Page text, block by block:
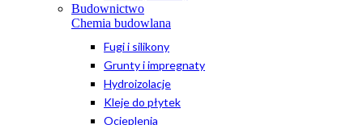
Budownictwo
Chemia budowlana
Fugi i silikony
Grunty i impregnaty
Hydroizolacje
Kleje do płytek
Ocieplenia